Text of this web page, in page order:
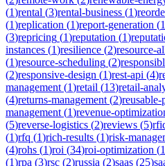
(1)rental (3)rental-business (1)
(1)replication (1)report-generation (1
(3)repricing (1)reputation (1)
instances (1)resilience (2)resource-
(1)resource-scheduling (2)
(2)responsive-design (1)rest-api (4)
management (1)retail (13)retail-
(4)returns-management (2)reusable-
management (1)revenue-
(5)reverse-logistics (2)reviews (5)
(1)rfq (1)rich-results (1)risk-
(4)rohs (1)roi (34)roi-optimization (1
(1)rpa (3)rsc (2)russia (2)saas (25)